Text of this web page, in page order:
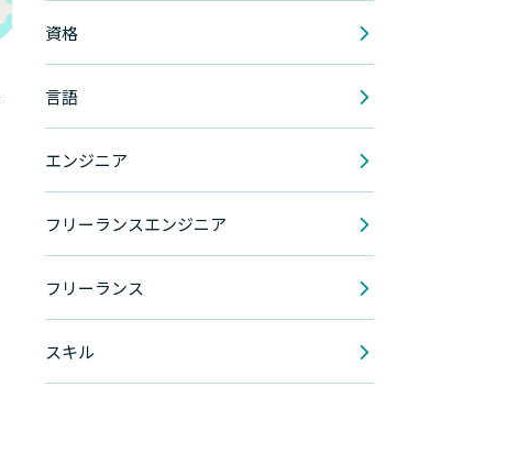
資格
言語
エンジニア
フリーランスエンジニア
フリーランス
スキル